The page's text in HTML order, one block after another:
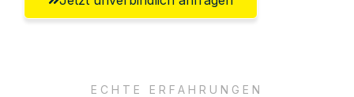
ECHTE ERFAHRUNGEN